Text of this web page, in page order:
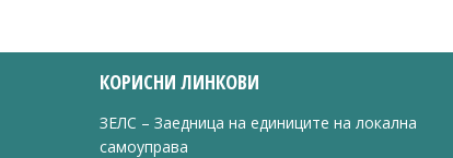
КОРИСНИ ЛИНКОВИ
ЗЕЛС – Заедница на единиците на локална
самоуправа